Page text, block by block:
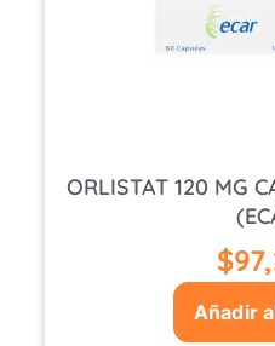
ORLISTAT 120 MG
$
Añadir